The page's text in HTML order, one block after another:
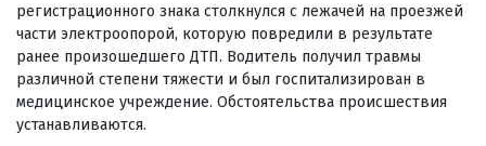
регистрационного знака столкнулся с лежачей на проезжей
части электроопорой, которую повредили в результате
ранее произошедшего ДТП. Водитель получил травмы
различной степени тяжести и был госпитализирован в
медицинское учреждение. Обстоятельства происшествия
устанавливаются.